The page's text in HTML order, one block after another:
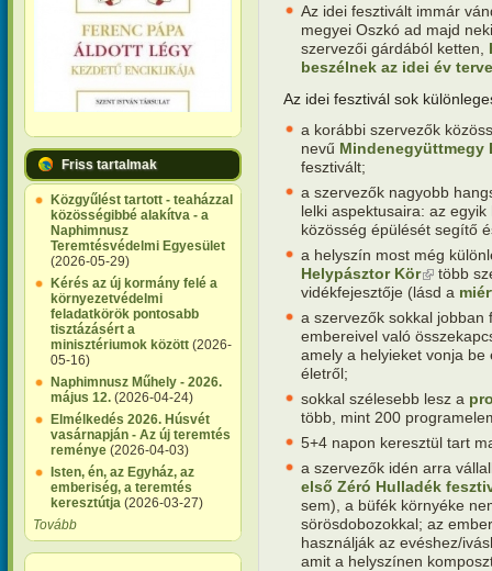
Friss tartalmak
Közgyűlést tartott - teaházzal
közösségibbé alakítva - a
Naphimnusz
Teremtésvédelmi Egyesület
(2026-05-29)
Kérés az új kormány felé a
környezetvédelmi
feladatkörök pontosabb
tisztázásért a
minisztériumok között (2026-
05-16)
Naphimnusz Műhely - 2026.
május 12. (2026-04-24)
Elmélkedés 2026. Húsvét
vasárnapján - Az új teremtés
reménye (2026-04-03)
Isten, én, az Egyház, az
emberiség, a teremtés
keresztútja (2026-03-27)
Tovább
Az idei fesztivált immár
megyei Oszkó ad majd
szervezői gárdából ketten,
beszélnek az idei év
Az idei fesztivál sok
a korábbi szervezők
nevű Mindenegyüttmegy
fesztivált;
a szervezők nagyobb
lelki aspektusaira: az
közösség épülését segítő
a helyszín most még
Helypásztor Kör(külső
több
vidékfejesztője (lásd a
a szervezők sokkal jobban
embereivel való
amely a helyieket vonja
életről;
sokkal szélesebb lesz a
több, mint 200
5+4 napon keresztül tart
a szervezők idén arra
első Zéró Hulladék
sem), a büfék környéke
sörösdobozokkal; az
használják az evéshez/
amit a helyszínen